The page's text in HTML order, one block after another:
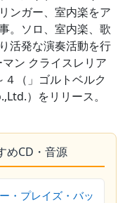
ンガー、室内楽をア
。ソロ、室内楽、歌
活発な演奏活動を行
ン クライスレリア
４（」ゴルトベルク
）をリリース。
めCD・音源
・プレイズ・バッ